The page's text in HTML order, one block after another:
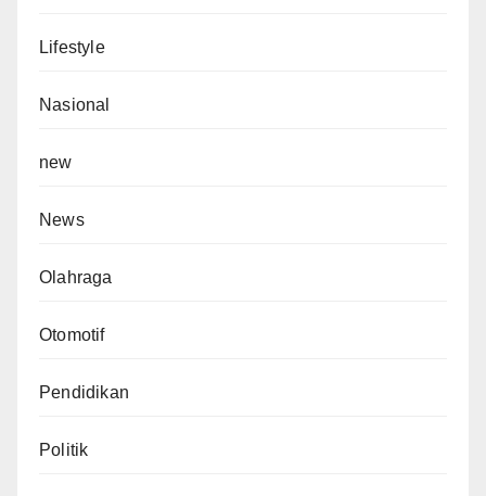
Lifestyle
Nasional
new
News
Olahraga
Otomotif
Pendidikan
Politik